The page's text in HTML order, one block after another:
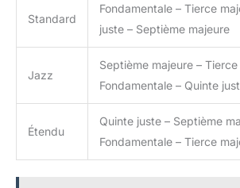
Standard
Fondamentale – Tierce
juste – Septième majeure
Jazz
Septième majeure –
Fondamentale – Quinte
Étendu
Quinte juste – Septième
Fondamentale – Tierce